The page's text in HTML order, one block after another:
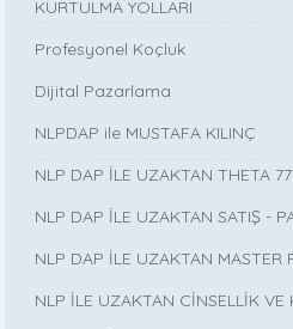
KURTULMA YOLLARI
Profesyonel Koçluk
Dijital Pazarlama
NLPDAP ile MUSTAFA KILINÇ
NLP DAP İLE UZAKTAN THETA
NLP DAP İLE UZAKTAN SATIŞ -
NLP DAP İLE UZAKTAN MASTER
NLP İLE UZAKTAN CİNSELLİK VE